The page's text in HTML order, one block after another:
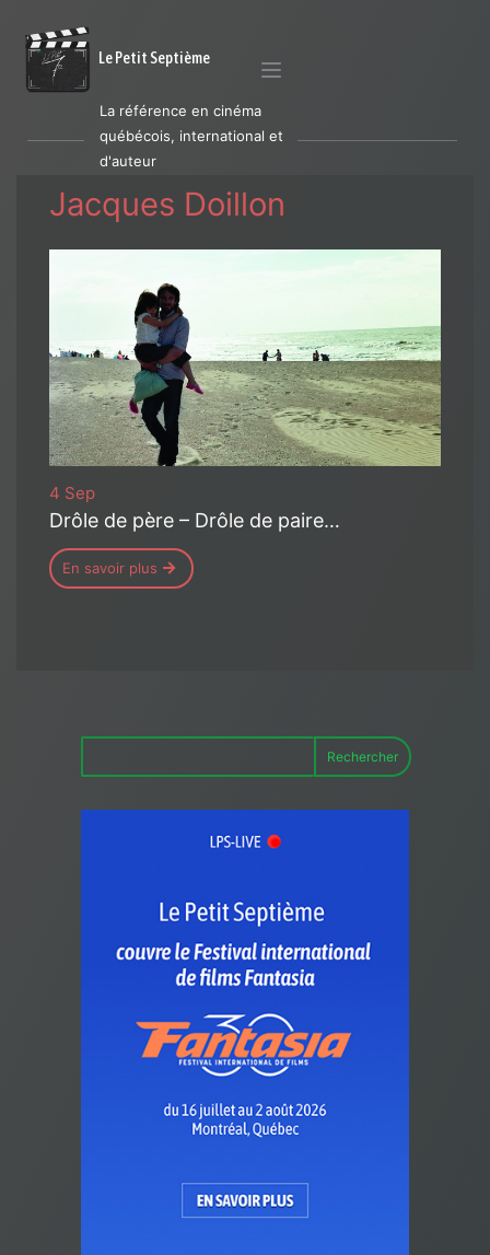
Le Petit Septième
La référence en cinéma
québécois, international et
d'auteur
Jacques Doillon
4 Sep
Drôle de père – Drôle de paire…
En savoir plus
Rechercher